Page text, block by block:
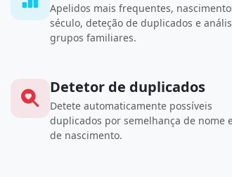
Apelidos mais frequentes,
século, deteção de duplicados e
grupos familiares.
Detetor de duplicados
Detete automaticamente possíveis
duplicados por semelhança de nome
de nascimento.